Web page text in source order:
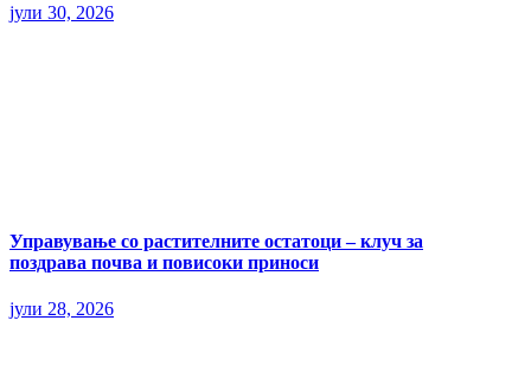
јули 30, 2026
Управување со растителните остатоци – клуч за
поздрава почва и повисоки приноси
јули 28, 2026